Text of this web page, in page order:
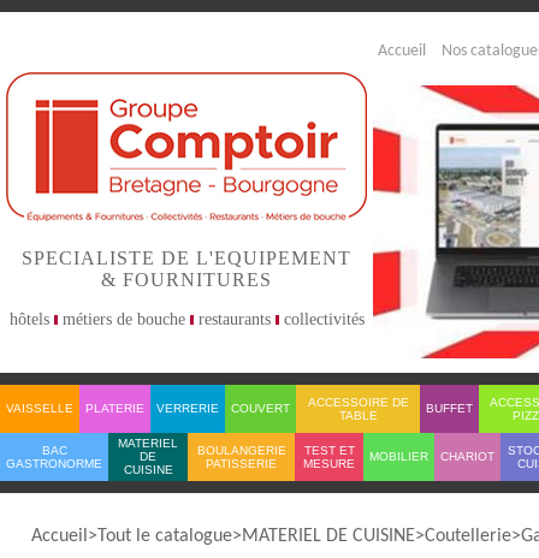
Accueil Nos
SPECIALISTE DE L'EQUIPEMENT
& FOURNITURES
hôtels métiers de bouche restaurants collectivités
VAISSELLE PLATERIE VERRERIE COUVERT
ACCESSOIRE DE
TABLE
BUFFET
BAC
GASTRONORME
MATERIEL
DE
CUISINE
BOULANGERIE
PATISSERIE
TEST ET
MESURE
MOBILIER CHARIOT
Accueil Tout le catalogue MATERIEL DE CUISINE Coutellerie